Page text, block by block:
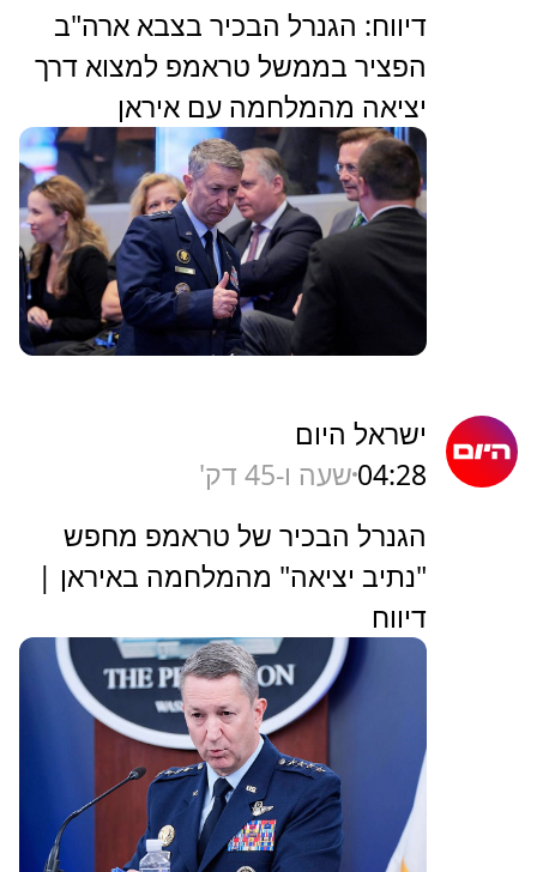
דיווח: הגנרל הבכיר בצבא ארה"ב
הפציר בממשל טראמפ למצוא דרך
יציאה מהמלחמה עם איראן
ישראל היום
04:28שעה ו-45 דק'
הגנרל הבכיר של טראמפ מחפש
"נתיב יציאה" מהמלחמה באיראן |
דיווח